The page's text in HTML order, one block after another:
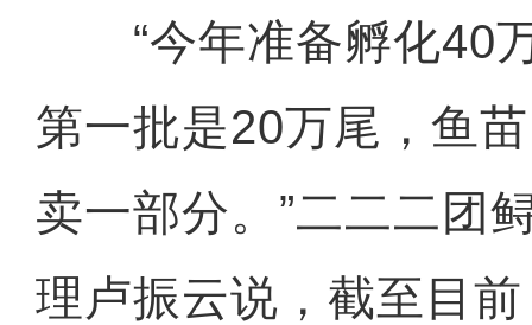
“今年准备孵化40
第一批是20万尾，鱼
卖一部分。”二二二团
理卢振云说，截至目